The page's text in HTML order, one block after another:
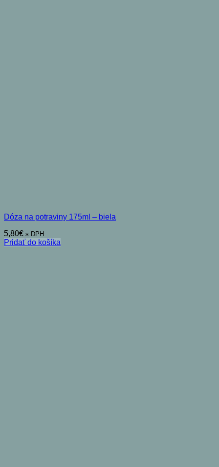
Dóza na potraviny 175ml – biela
5,80€ s DPH
Pridať do košíka